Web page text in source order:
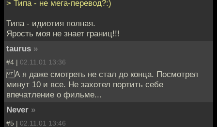
> Типа - не мега-перевод?:)
Типа - идиотия полная.
Ярость моя не знает границ!!!
taurus »
#4 | 02.11.01 13:36
А я даже смотреть не стал до конца. Посмотрел
минут 10 и все. Не захотел портить себе
впечатление о фильме...
Never »
#5 | 02.11.01 13:46